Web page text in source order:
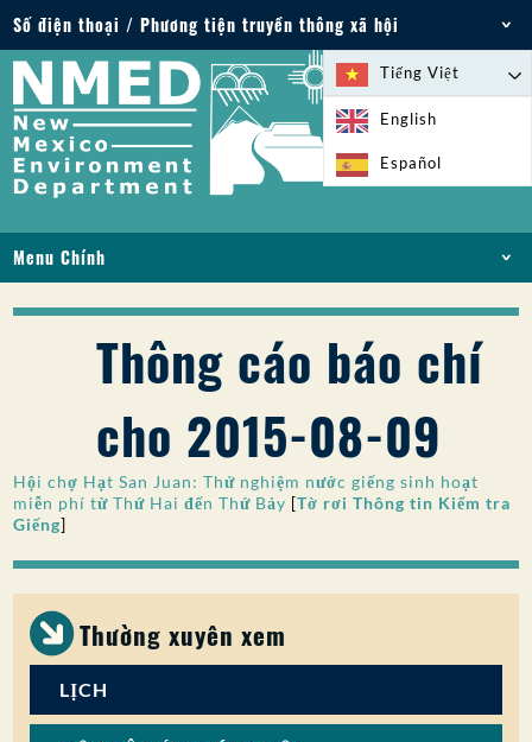
Số điện thoại / Phương tiện truyền thông xã hội
Điện thoại: 505-827-2855
1-800-219-6157
Trường hợp khẩn cấp về môi trường: 505-827-
9329 (24 giờ)
Tiếng Việt
English
Español
Menu Chính
GIẤY PHÉP VÀ GIẤY PHÉP
TUÂN THỦ VÀ THỰC THI
PFAS Ở NM
DỊCH VỤ TRỰC TUYẾN
THƯ VIỆN
SỰ THAM GIA CỦA CÔNG CHÚNG
Tìm kiếm:
Thông cáo báo chí
cho 2015-08-09
Hội chợ Hạt San Juan: Thử nghiệm nước giếng sinh hoạt
miễn phí từ Thứ Hai đến Thứ Bảy [Tờ rơi Thông tin Kiểm tra
Giếng]
Thường xuyên xem
LỊCH